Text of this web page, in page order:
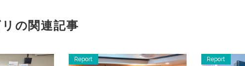
の関連記事
Report Report